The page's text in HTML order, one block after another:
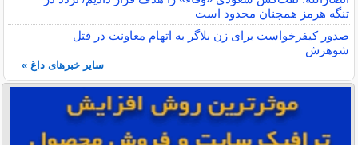
تنگه هرمز همچنان محدود است
صدور کیفرخواست برای زن بلاگر به اتهام معاونت در قتل
شوهرش
سایر خبرهای داغ »